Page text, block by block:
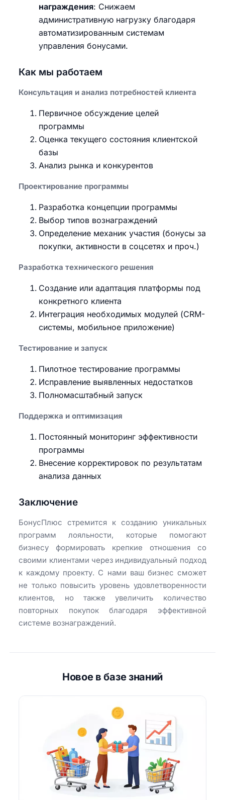
награждения: Снижаем
административную нагрузку благодаря
автоматизированным системам
управления бонусами.
Как мы работаем
Консультация и анализ потребностей клиента
Первичное обсуждение целей
программы
Оценка текущего состояния клиентской
базы
Анализ рынка и конкурентов
Проектирование программы
Разработка концепции программы
Выбор типов вознаграждений
Определение механик участия (бонусы за
покупки, активности в соцсетях и проч.)
Разработка технического решения
Создание или адаптация платформы под
конкретного клиента
Интеграция необходимых модулей (CRM-
системы, мобильное приложение)
Тестирование и запуск
Пилотное тестирование программы
Исправление выявленных недостатков
Полномасштабный запуск
Поддержка и оптимизация
Постоянный мониторинг эффективности
программы
Внесение корректировок по результатам
анализа данных
Заключение
БонусПлюс стремится к созданию уникальных
программ лояльности, которые помогают
бизнесу формировать крепкие отношения со
своими клиентами через индивидуальный подход
к каждому проекту. С нами ваш бизнес сможет
не только повысить уровень удовлетворенности
клиентов, но также увеличить количество
повторных покупок благодаря эффективной
системе вознаграждений.
Новое в базе знаний